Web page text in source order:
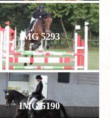
IMG 5293
IMG 5190